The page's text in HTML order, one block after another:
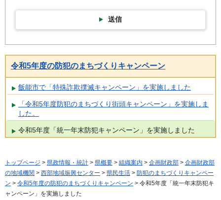
送信
令和5年度の防犯のまちづくりキャンペーン
飯能市で「特殊詐欺撲滅キャンペーン」を実施しました
「令和5年度防犯のまちづくり街頭キャンペーン」を実施しま
した。
令和5年度「統一年末防犯キャンペーン」を実施しました
トップページ > 県政情報・統計 > 県概要 > 組織案内 > 企画財政部 > 企画財政部
の地域機関 > 西部地域振興センター > 県民生活 > 防犯のまちづくりキャンペー
ン > 令和5年度の防犯のまちづくりキャンペーン > 令和5年度「統一年末防犯キ
ャンペーン」を実施しました